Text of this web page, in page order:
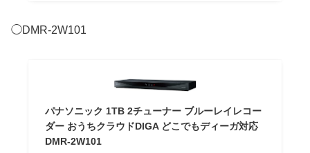
◯DMR-2W101
パナソニック 1TB 2チューナー ブルーレイレコー
ダー おうちクラウドDIGA どこでもディーガ対応
DMR-2W101